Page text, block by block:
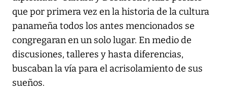
que por primera vez en la historia de la cultura
panameña todos los antes mencionados se
congregaran en un solo lugar. En medio de
discusiones, talleres y hasta diferencias,
buscaban la vía para el acrisolamiento de sus
sueños.